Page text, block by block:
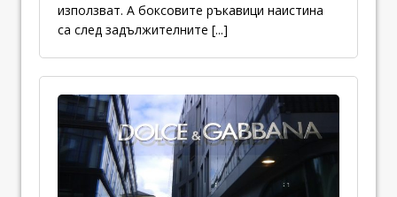
използват. А боксовите ръкавици наистина
са след задължителните [...]